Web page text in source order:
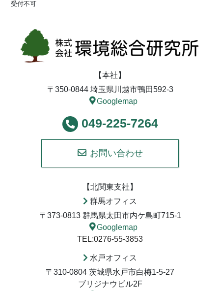
【本社】
〒350-0844 埼玉県川越市鴨田592-3
Googlemap
049-225-7264
お問い合わせ
【北関東支社】
群馬オフィス
〒373-0813 群馬県太田市内ケ島町715-1
Googlemap
TEL:0276-55-3853
水戸オフィス
〒310-0804 茨城県水戸市白梅1-5-27
ブリジナウビル2F
受付不可